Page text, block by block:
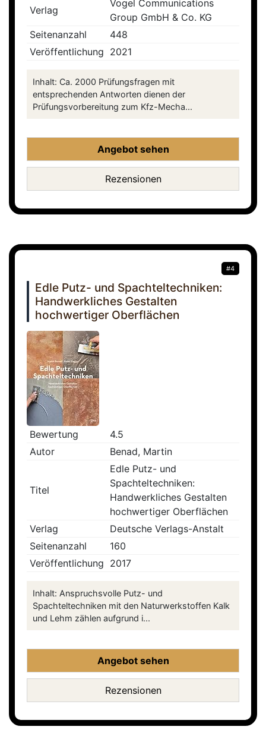
Verlag
Vogel Communications
Group GmbH & Co. KG
Seitenanzahl
448
Veröffentlichung 2021
Inhalt: Ca. 2000 Prüfungsfragen mit
entsprechenden Antworten dienen der
Prüfungsvorbereitung zum Kfz-Mecha...
Angebot sehen
Rezensionen
#4
Edle Putz- und Spachteltechniken:
Handwerkliches Gestalten
hochwertiger Oberflächen
Bewertung
4.5
Autor
Benad, Martin
Titel
Edle Putz- und
Spachteltechniken:
Handwerkliches Gestalten
hochwertiger Oberflächen
Verlag
Deutsche Verlags-Anstalt
Seitenanzahl
160
Veröffentlichung 2017
Inhalt: Anspruchsvolle Putz- und
Spachteltechniken mit den Naturwerkstoffen Kalk
und Lehm zählen aufgrund i...
Angebot sehen
Rezensionen